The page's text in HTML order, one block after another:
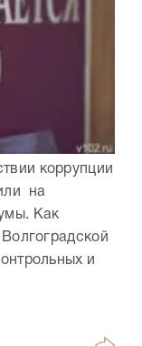
коррупции
на
Как
и